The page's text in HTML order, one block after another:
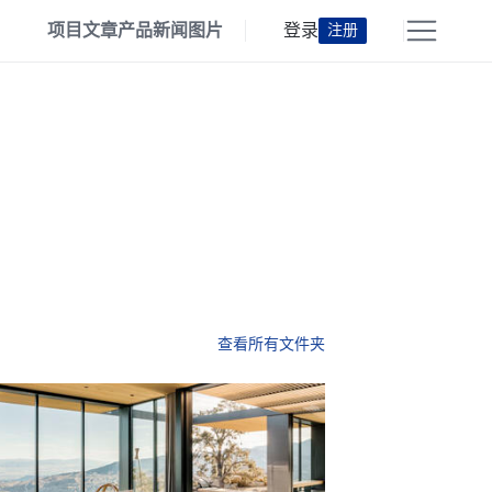
项目文章产品新闻 图片 登录 注册
查看所有文件夹